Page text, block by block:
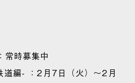
常時募集中
道編- ：2月7日（火）〜2月